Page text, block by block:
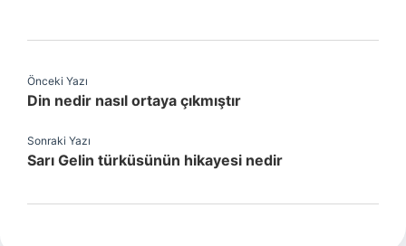
Önceki Yazı
Din nedir nasıl ortaya çıkmıştır
Sonraki Yazı
Sarı Gelin türküsünün hikayesi nedir